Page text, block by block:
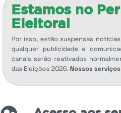
Estamos no
Eleitoral
Por isso, estão suspensas
qualquer publicidade e
canais serão reativados
das Eleições 2026. Nossos